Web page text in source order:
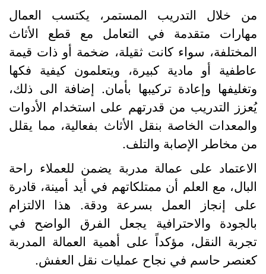
خلال التدريب المستمر، يكتسب العمال
متقدمة في التعامل مع قطع الأثاث
سواء كانت ثقيلة، ضخمة أو ذات قيمة
أو مادية كبيرة، ويتعلمون كيفية فكها
وإعادة تركيبها بأمان. إضافة الى ذلك،
التدريب من قدرتهم على استخدام الأدوات
الخاصة بنقل الأثاث بفعالية، مما يقلل
مخاطر الإصابة والتلف.
على عمالة مدربة يضمن للعملاء راحة
مع العلم أن ممتلكاتهم في أيد أمينة، قادرة
إنجاز العمل بسرعة ودقة. هذا الالتزام
والاحترافية يجعل الفرق الواضح في
النقل، مؤكداً على أهمية العمالة المدربة
حاسم في نجاح عمليات نقل العفش.